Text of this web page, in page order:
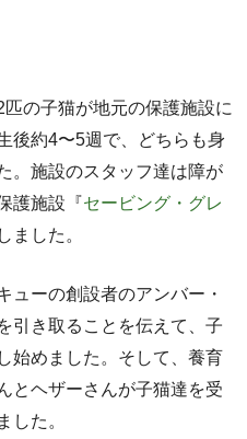
の子猫が地元の保護施設に
後約4〜5週で、どちらも身
。施設のスタッフ達は障が
護施設『セービング・グレ
ました。
ューの創設者のアンバー・
引き取ることを伝えて、子
始めました。そして、養育
とヘザーさんが子猫達を受
した。